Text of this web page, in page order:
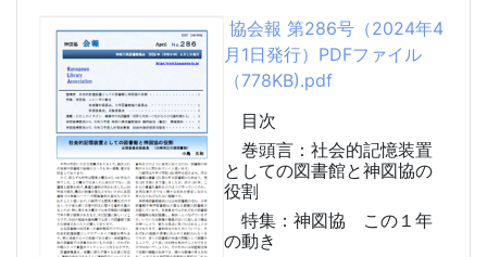
協会報 第286号（2024年4
月1日発行）PDFファイル
（778KB).pdf
目次
巻頭言：社会的記憶装置
としての図書館と神図協の
役割
特集：神図協 この１年
の動き